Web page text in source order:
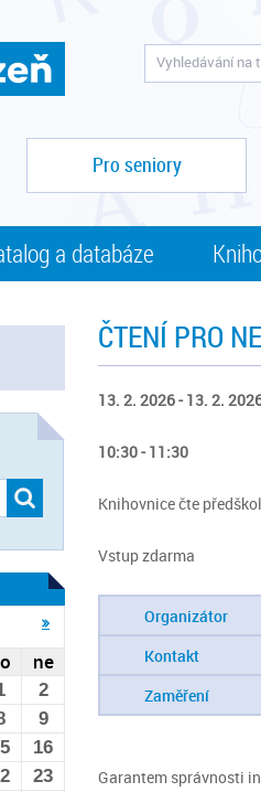
Pro seniory
a databáze
ČTENÍ PRO
13. 2. 2026 - 13. 2.
10:30 - 11:30
Knihovnice čte
Vstup zdarma
Organizátor
Kontakt
Zaměření
Garantem správnosti
ne
2
9
16
23